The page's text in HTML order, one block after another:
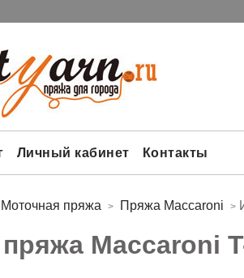
Личный кабинет Контакты
Моточная пряжа Пряжа Maccaroni
Maccaroni